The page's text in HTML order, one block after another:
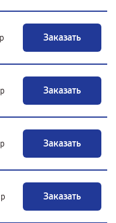
Заказать
Заказать
Заказать
Заказать